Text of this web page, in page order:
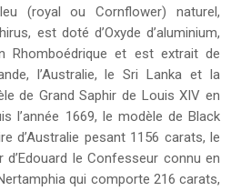
(royal ou Cornflower) naturel,
est doté d’Oxyde d’aluminium,
Rhomboédrique et est extrait de
l’Australie, le Sri Lanka et la
de Grand Saphir de Louis XIV en
l’année 1669, le modèle de Black
d’Australie pesant 1156 carats, le
d’Edouard le Confesseur connu en
qui comporte 216 carats,